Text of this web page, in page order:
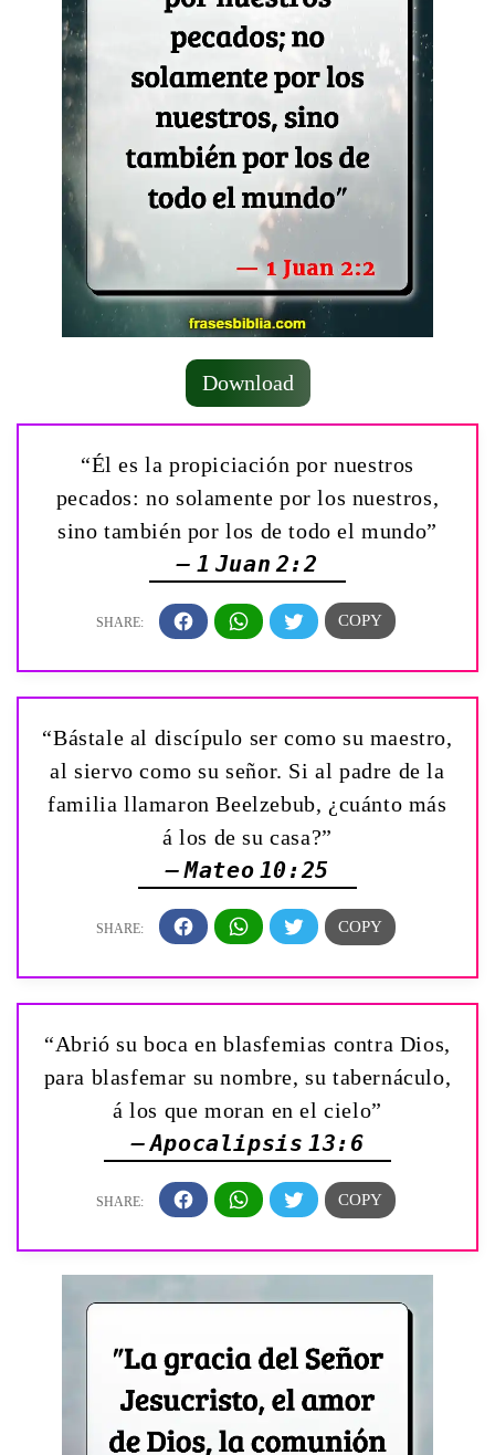
Download
“Él es la propiciación por nuestros
pecados: no solamente por los nuestros,
sino también por los de todo el mundo”
— 1 Juan 2:2
“Bástale al discípulo ser como su maestro,
al siervo como su señor. Si al padre de la
familia llamaron Beelzebub, ¿cuánto más
á los de su casa?”
— Mateo 10:25
“Abrió su boca en blasfemias contra Dios,
para blasfemar su nombre, su tabernáculo,
á los que moran en el cielo”
— Apocalipsis 13:6